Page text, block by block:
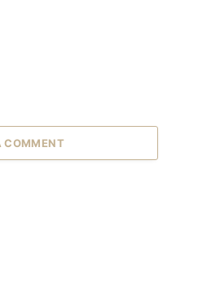
COMMENT